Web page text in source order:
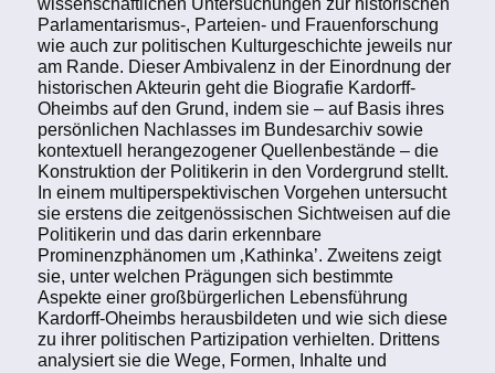
Parlamentarismus-, Parteien- und Frauenforschung
wie auch zur politischen Kulturgeschichte jeweils nur
am Rande. Dieser Ambivalenz in der Einordnung der
historischen Akteurin geht die Biografie Kardorff-
Oheimbs auf den Grund, indem sie – auf Basis ihres
persönlichen Nachlasses im Bundesarchiv sowie
kontextuell herangezogener Quellenbestände – die
Konstruktion der Politikerin in den Vordergrund stellt.
In einem multiperspektivischen Vorgehen untersucht
sie erstens die zeitgenössischen Sichtweisen auf die
Politikerin und das darin erkennbare
Prominenzphänomen um ‚Kathinka’. Zweitens zeigt
sie, unter welchen Prägungen sich bestimmte
Aspekte einer großbürgerlichen Lebensführung
Kardorff-Oheimbs herausbildeten und wie sich diese
zu ihrer politischen Partizipation verhielten. Drittens
analysiert sie die Wege, Formen, Inhalte und